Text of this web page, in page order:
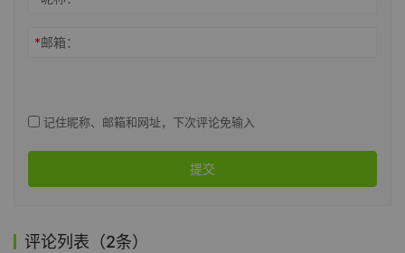
*邮箱：
记住昵称、邮箱和网址，下次评论免输入
提交
评论列表（2条）